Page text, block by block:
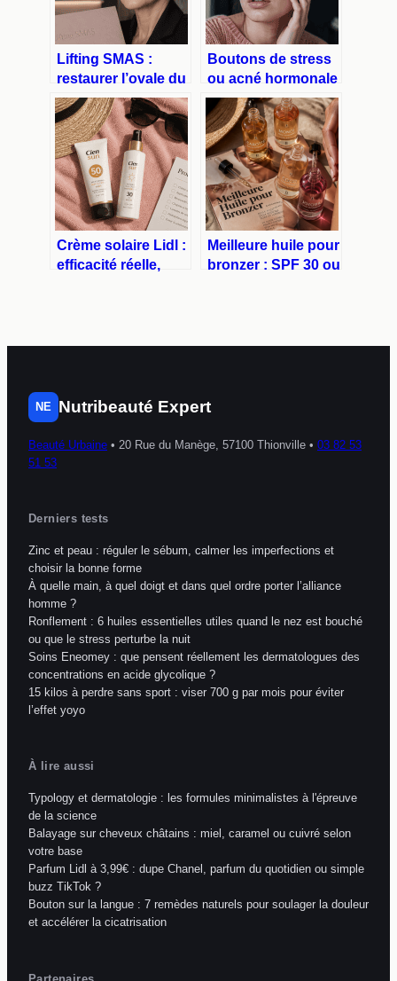
Lifting SMAS :
restaurer l’ovale du
visage pour un
résultat naturel et
durable
Boutons de stress
ou acné hormonale
: 3 signes pour
identifier l’origine
de vos éruptions
Crème solaire Lidl :
efficacité réelle,
Meilleure huile pour
bronzer : SPF 30 ou
NE Nutribeauté Expert
Beauté Urbaine • 20 Rue du Manège, 57100 Thionville • 03 82 53
51 53
Derniers tests
Zinc et peau : réguler le sébum, calmer les imperfections et
choisir la bonne forme
À quelle main, à quel doigt et dans quel ordre porter l’alliance
homme ?
Ronflement : 6 huiles essentielles utiles quand le nez est bouché
ou que le stress perturbe la nuit
Soins Eneomey : que pensent réellement les dermatologues des
concentrations en acide glycolique ?
15 kilos à perdre sans sport : viser 700 g par mois pour éviter
l’effet yoyo
À lire aussi
Typology et dermatologie : les formules minimalistes à l'épreuve
de la science
Balayage sur cheveux châtains : miel, caramel ou cuivré selon
votre base
Parfum Lidl à 3,99€ : dupe Chanel, parfum du quotidien ou simple
buzz TikTok ?
Bouton sur la langue : 7 remèdes naturels pour soulager la douleur
et accélérer la cicatrisation